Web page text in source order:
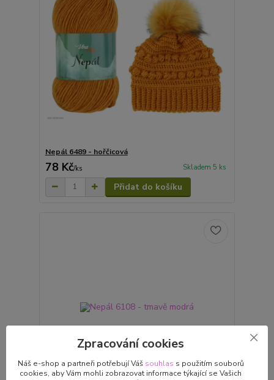
Nepál 6489 - hořčicová
78 Kč/ks Skladem 5 ks
Přidat do košíku
Zpracování cookies
Náš e-shop a partneři potřebují Váš souhlas s použitím souborů
cookies, aby Vám mohli zobrazovat informace týkající se Vašich